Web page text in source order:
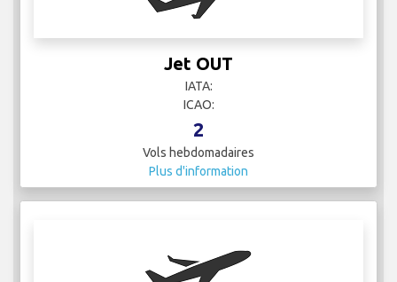
Jet OUT
IATA:
ICAO:
2
Vols hebdomadaires
Plus d'information